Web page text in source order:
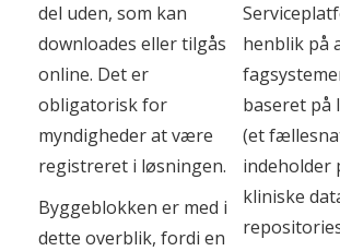
del uden, som kan
downloades eller tilgås
online. Det er
obligatorisk for
myndigheder at være
registreret i løsningen.
Byggeblokken er med i
dette overblik, fordi en
henblik på
baseret på
(et
indeholder
kliniske